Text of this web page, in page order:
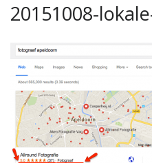
20151008-